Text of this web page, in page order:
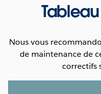
Nous vous
de maintenance de
correctifs